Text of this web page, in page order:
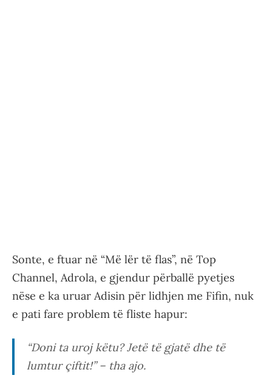
Sonte, e ftuar në “Më lër të flas”, në Top
Channel, Adrola, e gjendur përballë pyetjes
nëse e ka uruar Adisin për lidhjen me Fifin, nuk
e pati fare problem të fliste hapur:
“Doni ta uroj këtu? Jetë të gjatë dhe të
lumtur çiftit!” – tha ajo.